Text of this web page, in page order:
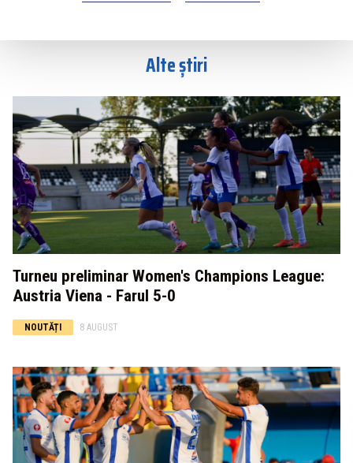
Alte știri
Turneu preliminar Women's Champions League:
Austria Viena - Farul 5-0
NOUTĂȚI 8 AUGUST